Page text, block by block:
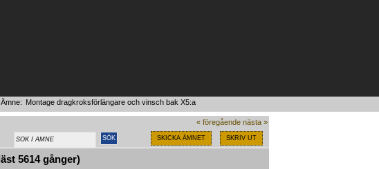
Ämne: Montage dragkroksförlängare och vinsch bak X5:a
« föregående nästa »
SKICKA ÄMNET SKRIV UT
5614 gånger)